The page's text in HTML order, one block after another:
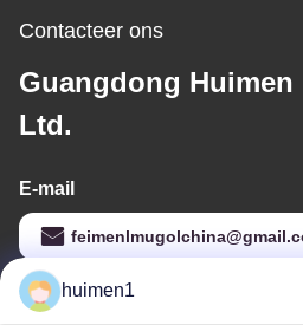
Contacteer ons
Guangdong
Ltd.
E-mail
huimen1